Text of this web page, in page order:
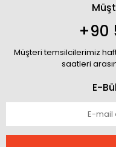
+90
Müşteri temsilcilerimiz
saatleri
E-